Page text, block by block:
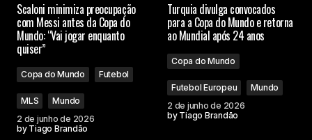
Scaloni minimiza preocupação
com Messi antes da Copa do
Mundo: “Vai jogar enquanto
quiser”
Copa do Mundo Futebol
MLS
Mundo
2 de junho de 2026
by Tiago Brandão
Turquia divulga convocados
para a Copa do Mundo e retorna
ao Mundial após 24 anos
Copa do Mundo
Futebol Europeu
Mundo
2 de junho de 2026
by Tiago Brandão